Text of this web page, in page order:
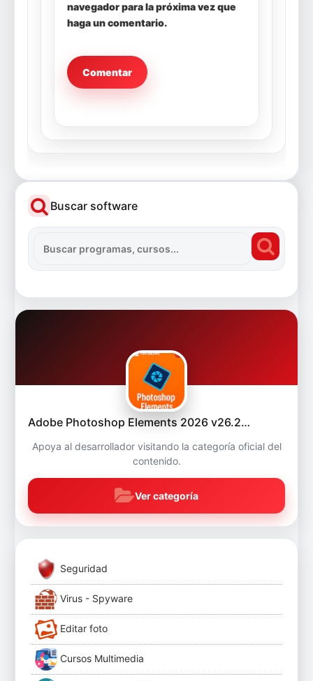
navegador para la próxima vez que
haga un comentario.
Buscar software
Adobe Photoshop Elements 2026 v26.2…
Apoya al desarrollador visitando la categoría oficial del
contenido.
Ver categoría
Seguridad
Virus - Spyware
Editar foto
Cursos Multimedia